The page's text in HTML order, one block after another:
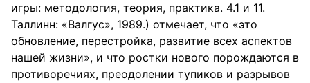
игры: методология, теория, практика. 4.1 и 11.
Таллинн: «Валгус», 1989.) отмечает, что «это
обновление, перестройка, развитие всех аспектов
нашей жизни», и что ростки нового порождаются в
противоречиях, преодолении тупиков и разрывов